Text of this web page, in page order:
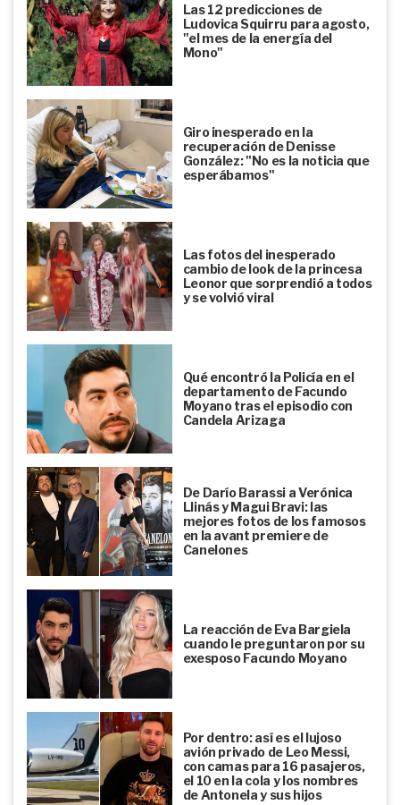
Las 12 predicciones de
Ludovica Squirru para agosto,
"el mes de la energía del
Mono"
Giro inesperado en la
recuperación de Denisse
González: "No es la noticia que
esperábamos"
Las fotos del inesperado
cambio de look de la princesa
Leonor que sorprendió a todos
y se volvió viral
Qué encontró la Policía en el
departamento de Facundo
Moyano tras el episodio con
Candela Arizaga
De Darío Barassi a Verónica
Llinás y Magui Bravi: las
mejores fotos de los famosos
en la avant premiere de
Canelones
La reacción de Eva Bargiela
cuando le preguntaron por su
exesposo Facundo Moyano
Por dentro: así es el lujoso
avión privado de Leo Messi,
con camas para 16 pasajeros,
el 10 en la cola y los nombres
de Antonela y sus hijos